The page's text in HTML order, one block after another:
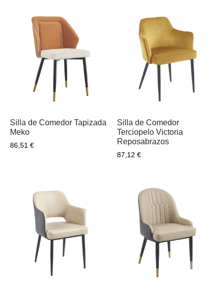
Silla de Comedor Tapizada
Meko
86,51 €
Silla de Comedor
Terciopelo Victoria
Reposabrazos
87,12 €